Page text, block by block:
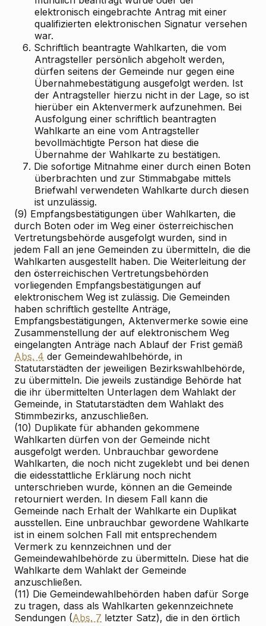
elektronisch eingebrachte Antrag mit einer
qualifizierten elektronischen Signatur versehen
war.
6. Schriftlich beantragte Wahlkarten, die vom
Antragsteller persönlich abgeholt werden,
dürfen seitens der Gemeinde nur gegen eine
Übernahmebestätigung ausgefolgt werden. Ist
der Antragsteller hierzu nicht in der Lage, so ist
hierüber ein Aktenvermerk aufzunehmen. Bei
Ausfolgung einer schriftlich beantragten
Wahlkarte an eine vom Antragsteller
bevollmächtigte Person hat diese die
Übernahme der Wahlkarte zu bestätigen.
7. Die sofortige Mitnahme einer durch einen Boten
überbrachten und zur Stimmabgabe mittels
Briefwahl verwendeten Wahlkarte durch diesen
ist unzulässig.
(9) Empfangsbestätigungen über Wahlkarten, die
durch Boten oder im Weg einer österreichischen
Vertretungsbehörde ausgefolgt wurden, sind in
jedem Fall an jene Gemeinden zu übermitteln, die die
Wahlkarten ausgestellt haben. Die Weiterleitung der
den österreichischen Vertretungsbehörden
vorliegenden Empfangsbestätigungen auf
elektronischem Weg ist zulässig. Die Gemeinden
haben schriftlich gestellte Anträge,
Empfangsbestätigungen, Aktenvermerke sowie eine
Zusammenstellung der auf elektronischem Weg
eingelangten Anträge nach Ablauf der Frist gemäß
Abs. 4 der Gemeindewahlbehörde, in
Statutarstädten der jeweiligen Bezirkswahlbehörde,
zu übermitteln. Die jeweils zuständige Behörde hat
die ihr übermittelten Unterlagen dem Wahlakt der
Gemeinde, in Statutarstädten dem Wahlakt des
Stimmbezirks, anzuschließen.
(10) Duplikate für abhanden gekommene
Wahlkarten dürfen von der Gemeinde nicht
ausgefolgt werden. Unbrauchbar gewordene
Wahlkarten, die noch nicht zugeklebt und bei denen
die eidesstattliche Erklärung noch nicht
unterschrieben wurde, können an die Gemeinde
retourniert werden. In diesem Fall kann die
Gemeinde nach Erhalt der Wahlkarte ein Duplikat
ausstellen. Eine unbrauchbar gewordene Wahlkarte
ist in einem solchen Fall mit entsprechendem
Vermerk zu kennzeichnen und der
Gemeindewahlbehörde zu übermitteln. Diese hat die
Wahlkarte dem Wahlakt der Gemeinde
anzuschließen.
(11) Die Gemeindewahlbehörden haben dafür Sorge
zu tragen, dass als Wahlkarten gekennzeichnete
Sendungen (Abs. 7 letzter Satz), die in den örtlich